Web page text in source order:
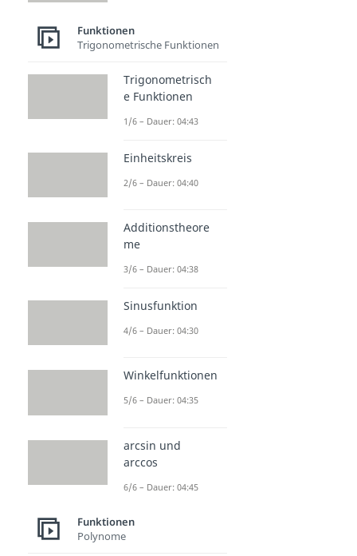
Funktionen
Trigonometrische Funktionen
Trigonometrisch
e Funktionen
1/6 – Dauer: 04:43
Einheitskreis
2/6 – Dauer: 04:40
Additionstheore
me
3/6 – Dauer: 04:38
Sinusfunktion
4/6 – Dauer: 04:30
Winkelfunktionen
5/6 – Dauer: 04:35
arcsin und
arccos
6/6 – Dauer: 04:45
Funktionen
Polynome